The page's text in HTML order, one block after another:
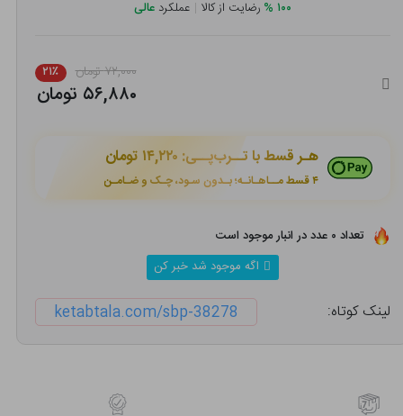
۱۰۰ % رضایت از کالا | عملکرد عالی
۷۲,۰۰۰ تومان ۲۱٪
۵۶,۸۸۰ تومان
هـر قسط با تــرب‌پــی: ۱۴,۲۲۰ تومان
۴ قسط مــاهـانـه؛ بـدون سـود، چـک و ضـامـن
تعداد ۰ عدد در انبار موجود است
اگه موجود شد خبر کن
لینک کوتاه: ketabtala.com/sbp-38278